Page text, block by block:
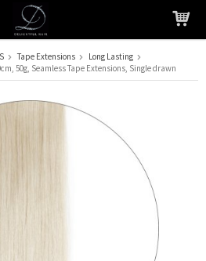
tilføjet til din indkøbskurv
Tape Extensions
Long Lasting
50g, Seamless Tape Extensions, Single drawn